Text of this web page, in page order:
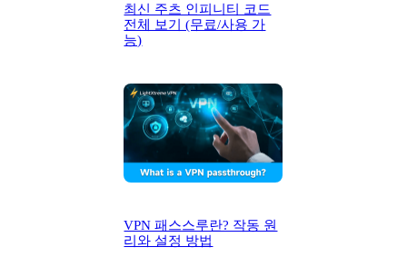
최신 주츠 인피니티 코드
전체 보기 (무료/사용 가
능)
VPN 패스스루란? 작동 원
리와 설정 방법